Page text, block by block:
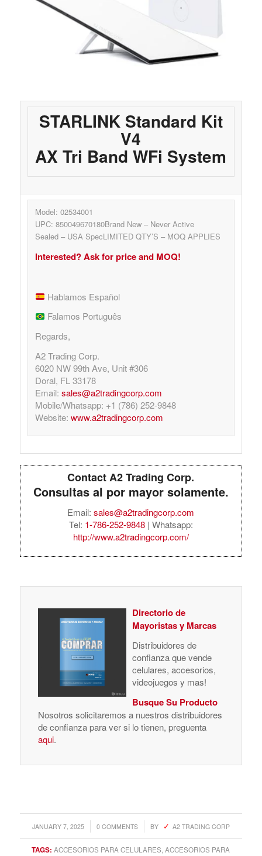
STARLINK Standard Kit
V4
AX Tri Band WFi System
Model: 02534001
UPC: 850049670180Brand New – Never Active
Sealed – USA SpecLIMITED QTY’S – MOQ APPLIES
Interested? Ask for price and MOQ!
Hablamos Español
Falamos Português
Regards,
A2 Trading Corp.
6020 NW 99th Ave, Unit #306
Doral, FL 33178
Email: sales@a2tradingcorp.com
Mobile/Whatsapp: +1 (786) 252-9848
Website: www.a2tradingcorp.com
Contact A2 Trading Corp.
Consultas al por mayor solamente.
Email:sales@a2tradingcorp.com
Tel: 1-786-252-9848| Whatsapp:
http://www.a2tradingcorp.com/
Directorio de
Mayoristas y Marcas
Distribuidores de
confianza que vende
celulares, accesorios,
videojuegos y mas!
Busque Su Producto
Nosotros solicitaremos a nuestros distribuidores
de confianza para ver si lo tienen, preguenta
aqui.
JANUARY 7, 2025
/ 0 COMMENTS
/ BY A2 TRADING CORP
TAGS: ACCESORIOS PARA CELULARES ,ACCESORIOS PARA